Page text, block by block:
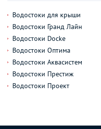
Водостоки для крыши
Водостоки Гранд Лайн
Водостоки Docke
Водостоки Оптима
Водостоки Аквасистем
Водостоки Престиж
Водостоки Проект